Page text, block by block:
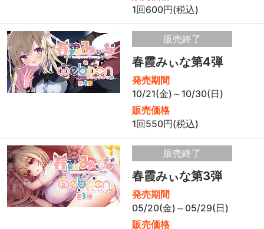
1回600円(税込)
販売終了
春霞みぃな第4弾
発売期間
10/21(金)～10/30(日)
販売価格
1回550円(税込)
販売終了
春霞みぃな第3弾
発売期間
05/20(金)～05/29(日)
販売価格